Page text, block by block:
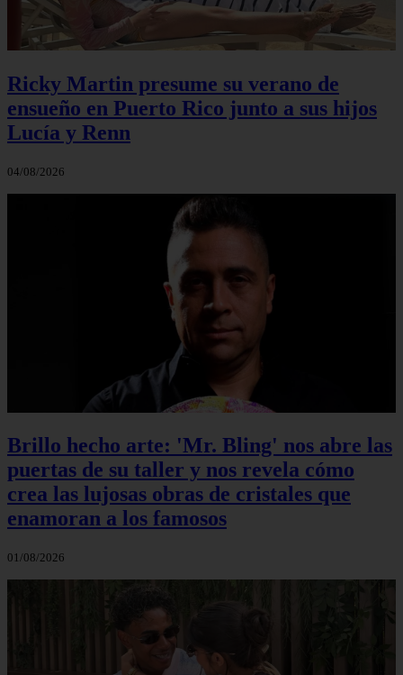
Ricky Martin presume su verano de
ensueño en Puerto Rico junto a sus hijos
Lucía y Renn
04/08/2026
Brillo hecho arte: 'Mr. Bling' nos abre las
puertas de su taller y nos revela cómo
crea las lujosas obras de cristales que
enamoran a los famosos
01/08/2026